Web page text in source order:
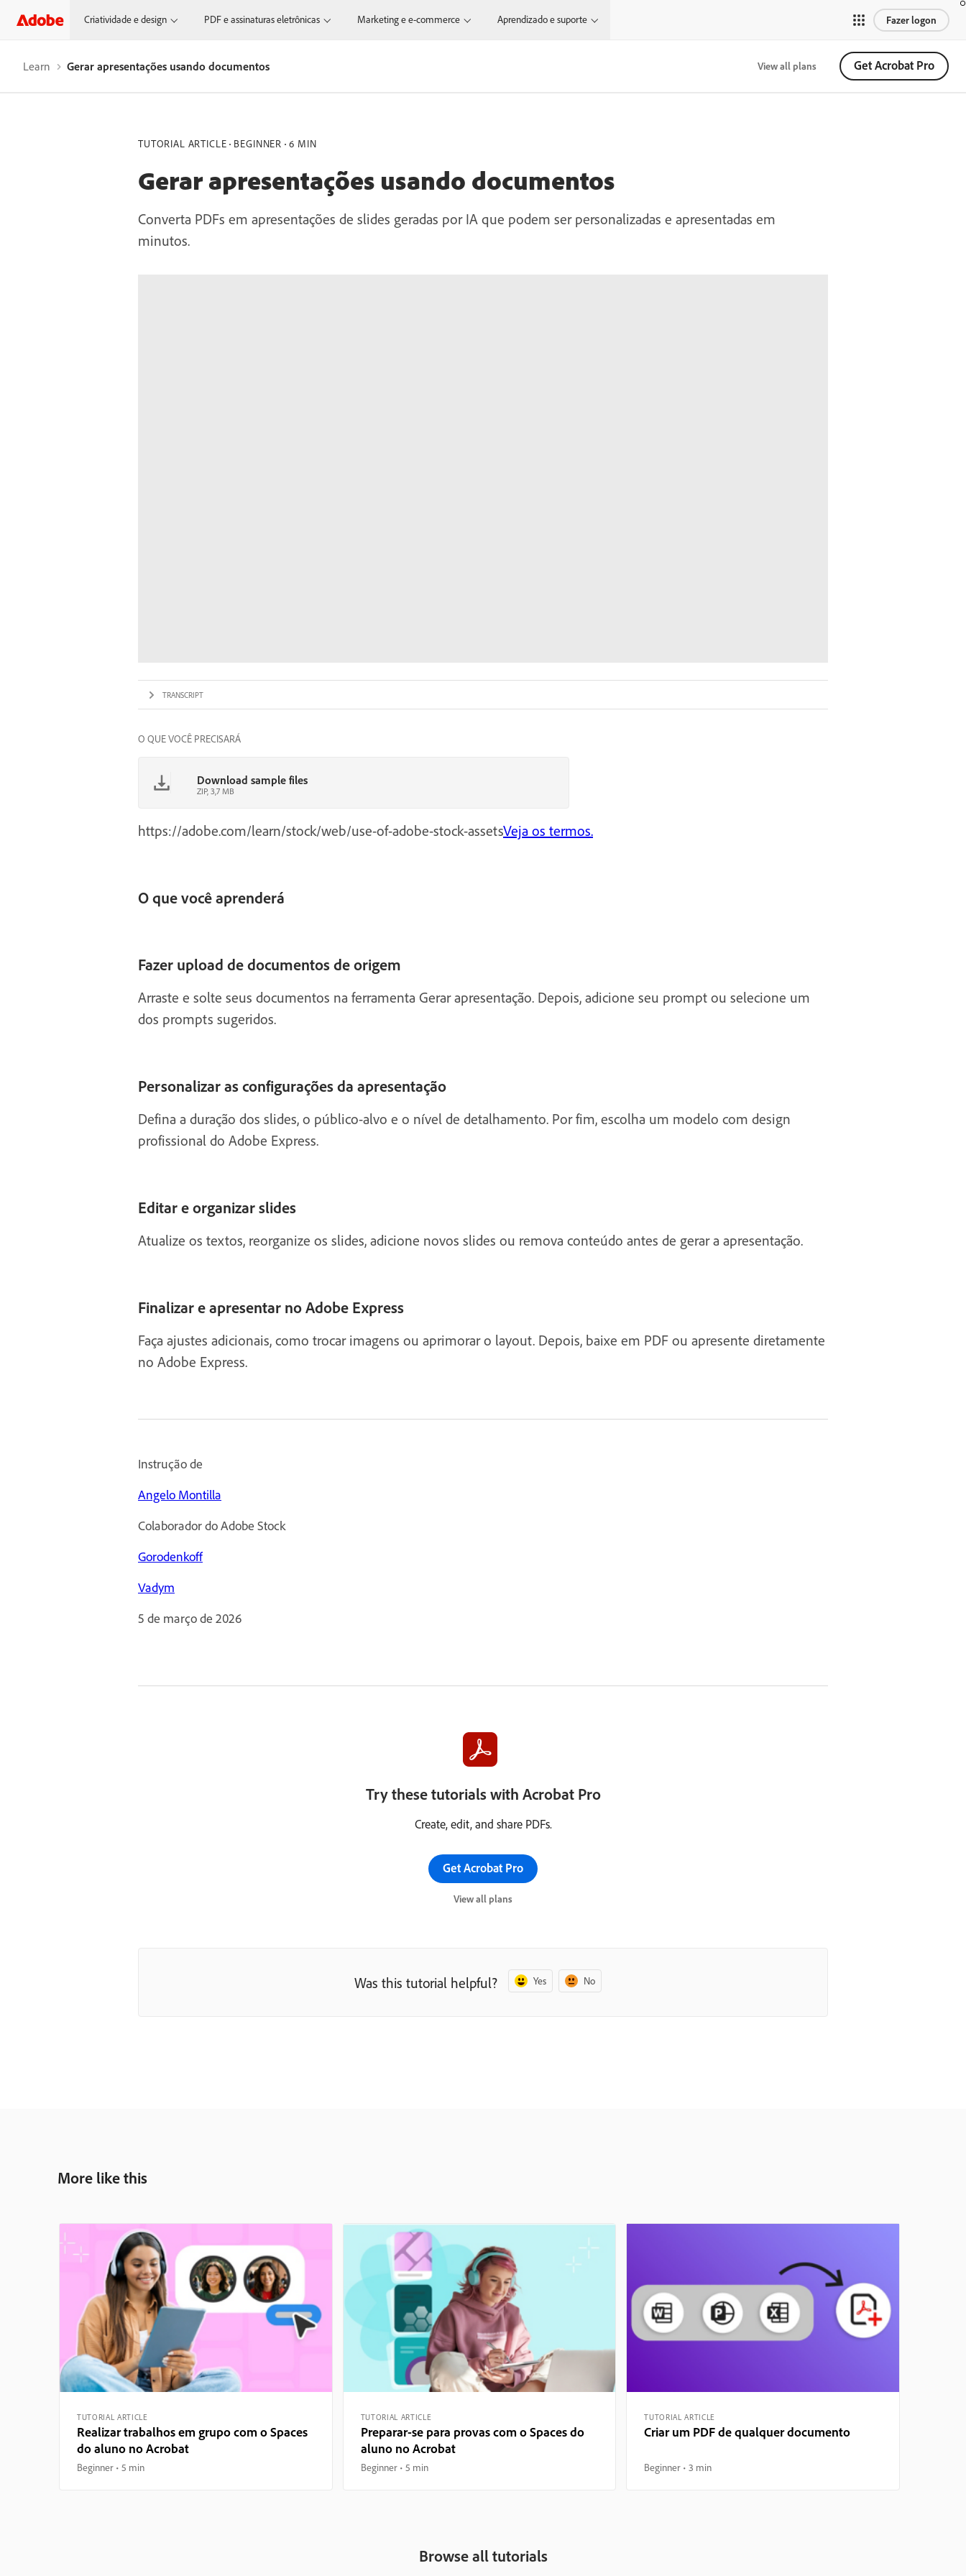
Criatividade e design PDF e assinaturas eletrônicas Marketing e e-commerce Aprendizado e suporte Fazer logon
Learn Gerar apresentações usando documentos View all plans Get Acrobat Pro
TUTORIAL ARTICLE BEGINNER 6 MIN
Gerar apresentações usando documentos
Converta PDFs em apresentações de slides geradas por IA que podem ser personalizadas e apresentadas em
minutos.
TRANSCRIPT
O QUE VOCÊ PRECISARÁ
Download sample files
ZIP, 3,7 MB
https://adobe.com/learn/stock/web/use-of-adobe-stock-assetsVeja os termos.
O que você aprenderá
Fazer upload de documentos de origem
Arraste e solte seus documentos na ferramenta Gerar apresentação. Depois, adicione seu prompt ou selecione um
dos prompts sugeridos.
Personalizar as configurações da apresentação
Defina a duração dos slides, o público-alvo e o nível de detalhamento. Por fim, escolha um modelo com design
profissional do Adobe Express.
Editar e organizar slides
Atualize os textos, reorganize os slides, adicione novos slides ou remova conteúdo antes de gerar a apresentação.
Finalizar e apresentar no Adobe Express
Faça ajustes adicionais, como trocar imagens ou aprimorar o layout. Depois, baixe em PDF ou apresente diretamente
no Adobe Express.
Instrução de
Angelo Montilla
Colaborador do Adobe Stock
Gorodenkoff
Vadym
5 de março de 2026
Try these tutorials with Acrobat Pro
Create, edit, and share PDFs.
Get Acrobat Pro
View all plans
Was this tutorial helpful? Yes No
More like this
TUTORIAL ARTICLE
Realizar trabalhos em grupo com o Spaces
do aluno no Acrobat
Beginner 5 min
TUTORIAL ARTICLE
Preparar-se para provas com o Spaces do
aluno no Acrobat
Beginner 5 min
TUTORIAL ARTICLE
Criar um PDF de qualquer documento
Beginner 3 min
Browse all tutorials